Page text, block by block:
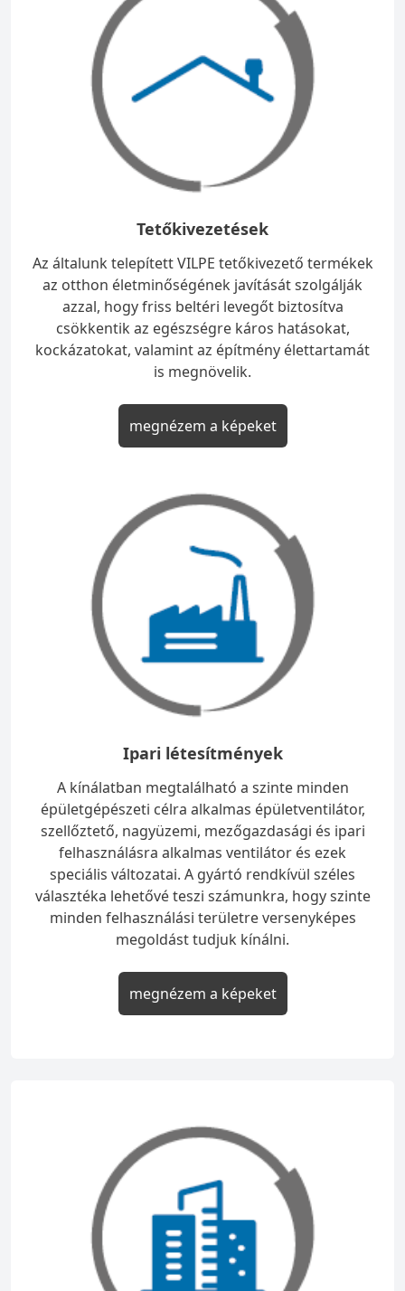
Tetőkivezetések
Az általunk telepített VILPE tetőkivezető termékek
az otthon életminőségének javítását szolgálják
azzal, hogy friss beltéri levegőt biztosítva
csökkentik az egészségre káros hatásokat,
kockázatokat, valamint az építmény élettartamát
is megnövelik.
megnézem a képeket
Ipari létesítmények
A kínálatban megtalálható a szinte minden
épületgépészeti célra alkalmas épületventilátor,
szellőztető, nagyüzemi, mezőgazdasági és ipari
felhasználásra alkalmas ventilátor és ezek
speciális változatai. A gyártó rendkívül széles
választéka lehetővé teszi számunkra, hogy szinte
minden felhasználási területre versenyképes
megoldást tudjuk kínálni.
megnézem a képeket